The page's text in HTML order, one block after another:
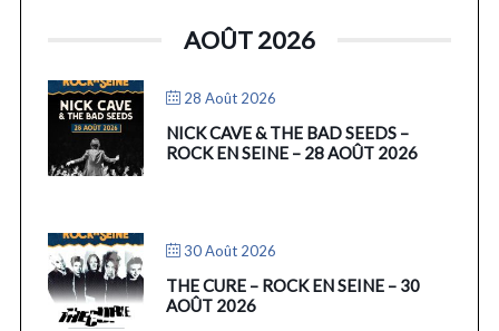
AOÛT 2026
28 Août 2026
NICK CAVE & THE BAD SEEDS –
ROCK EN SEINE – 28 AOÛT 2026
30 Août 2026
THE CURE – ROCK EN SEINE – 30
AOÛT 2026